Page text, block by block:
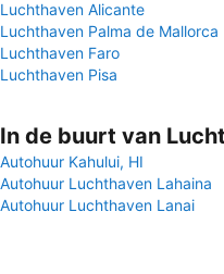
Luchthaven Alicante
Luchthaven Palma de Mallorca
Luchthaven Faro
Luchthaven Pisa
In de buurt van
Autohuur Kahului, HI
Autohuur Luchthaven Lahaina
Autohuur Luchthaven Lanai